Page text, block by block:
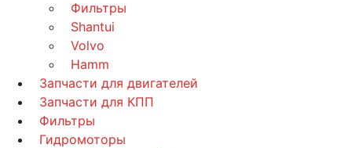
Фильтры
Shantui
Volvo
Hamm
Запчасти для двигателей
Запчасти для КПП
Фильтры
Гидромоторы